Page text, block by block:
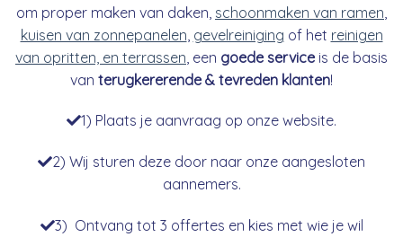
om proper maken van daken, schoonmaken van ramen
kuisen van zonnepanelen gevelreiniging of het reinigen
van opritten, en terrassen , een goede serviceis de basis
van terugkererende & tevreden klanten!
1) Plaats je aanvraag op onze website.
2) Wij sturen deze door naar onze aangesloten
aannemers.
3) Ontvang tot 3 offertes en kies met wie je wil